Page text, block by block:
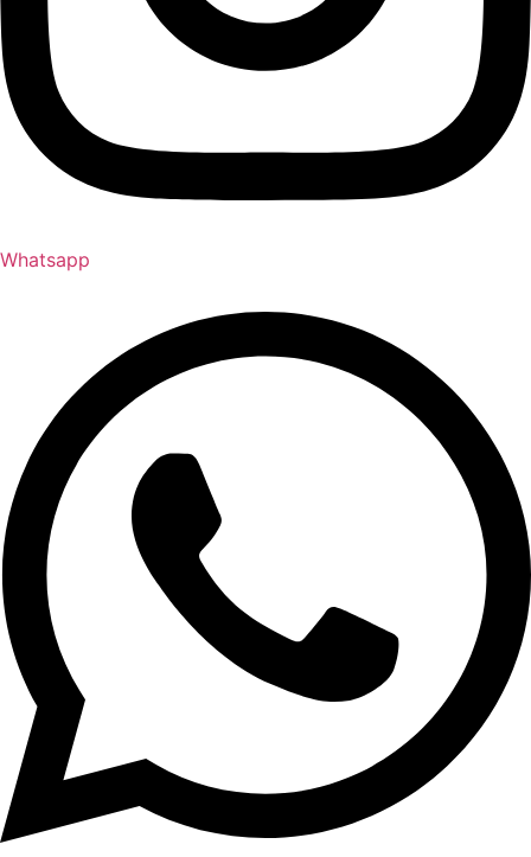
Whatsapp